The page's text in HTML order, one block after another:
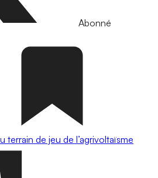
Abonné
terrain de jeu de l’agrivoltaïsme